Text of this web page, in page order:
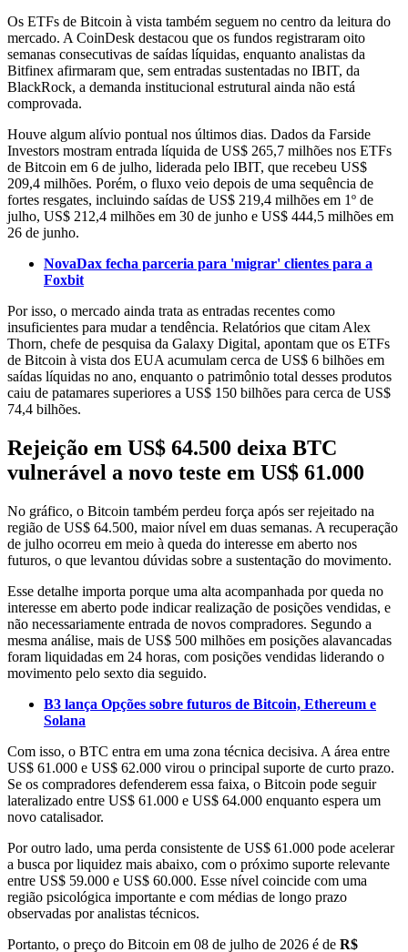
Os ETFs de Bitcoin à vista também seguem no centro da leitura do
mercado. A CoinDesk destacou que os fundos registraram oito
semanas consecutivas de saídas líquidas, enquanto analistas da
Bitfinex afirmaram que, sem entradas sustentadas no IBIT, da
BlackRock, a demanda institucional estrutural ainda não está
comprovada.
Houve algum alívio pontual nos últimos dias. Dados da Farside
Investors mostram entrada líquida de US$ 265,7 milhões nos ETFs
de Bitcoin em 6 de julho, liderada pelo IBIT, que recebeu US$
209,4 milhões. Porém, o fluxo veio depois de uma sequência de
fortes resgates, incluindo saídas de US$ 219,4 milhões em 1º de
julho, US$ 212,4 milhões em 30 de junho e US$ 444,5 milhões em
26 de junho.
NovaDax fecha parceria para 'migrar' clientes para a
Foxbit
Por isso, o mercado ainda trata as entradas recentes como
insuficientes para mudar a tendência. Relatórios que citam Alex
Thorn, chefe de pesquisa da Galaxy Digital, apontam que os ETFs
de Bitcoin à vista dos EUA acumulam cerca de US$ 6 bilhões em
saídas líquidas no ano, enquanto o patrimônio total desses produtos
caiu de patamares superiores a US$ 150 bilhões para cerca de US$
74,4 bilhões.
Rejeição em US$ 64.500 deixa BTC
vulnerável a novo teste em US$ 61.000
No gráfico, o Bitcoin também perdeu força após ser rejeitado na
região de US$ 64.500, maior nível em duas semanas. A recuperação
de julho ocorreu em meio à queda do interesse em aberto nos
futuros, o que levantou dúvidas sobre a sustentação do movimento.
Esse detalhe importa porque uma alta acompanhada por queda no
interesse em aberto pode indicar realização de posições vendidas, e
não necessariamente entrada de novos compradores. Segundo a
mesma análise, mais de US$ 500 milhões em posições alavancadas
foram liquidadas em 24 horas, com posições vendidas liderando o
movimento pelo sexto dia seguido.
B3 lança Opções sobre futuros de Bitcoin, Ethereum e
Solana
Com isso, o BTC entra em uma zona técnica decisiva. A área entre
US$ 61.000 e US$ 62.000 virou o principal suporte de curto prazo.
Se os compradores defenderem essa faixa, o Bitcoin pode seguir
lateralizado entre US$ 61.000 e US$ 64.000 enquanto espera um
novo catalisador.
Por outro lado, uma perda consistente de US$ 61.000 pode acelerar
a busca por liquidez mais abaixo, com o próximo suporte relevante
entre US$ 59.000 e US$ 60.000. Esse nível coincide com uma
região psicológica importante e com médias de longo prazo
observadas por analistas técnicos.
Portanto, o preço do Bitcoin em 08 de julho de 2026 é de R$